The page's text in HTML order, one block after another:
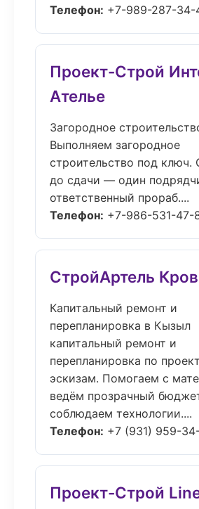
Телефон: +7-989-287-34-
Проект-Строй
Ателье
Загородное
Выполняем загородное
строительство под ключ.
до сдачи — один
ответственный прораб....
Телефон: +7-986-531-47-
СтройАртель
Капитальный ремонт и
перепланировка в Кызыл
капитальный ремонт и
перепланировка по
эскизам. Помогаем с
ведём прозрачный
соблюдаем технологии....
Телефон: +7 (931) 959-
Проект-Строй